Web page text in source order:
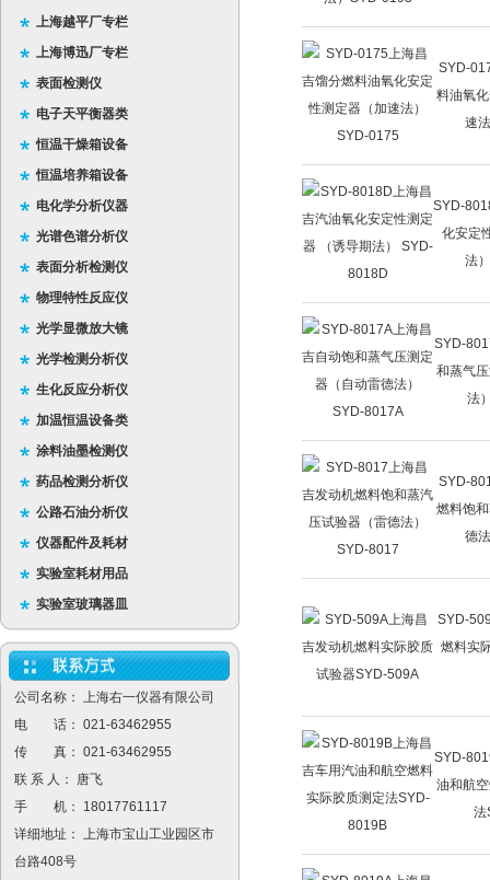
上海越平厂专栏
上海博迅厂专栏
表面检测仪
电子天平衡器类
恒温干燥箱设备
恒温培养箱设备
电化学分析仪器
光谱色谱分析仪
表面分析检测仪
物理特性反应仪
光学显微放大镜
光学检测分析仪
生化反应分析仪
加温恒温设备类
涂料油墨检测仪
药品检测分析仪
公路石油分析仪
仪器配件及耗材
实验室耗材用品
实验室玻璃器皿
公司名称： 上海右一仪器有限公司
电 话： 021-63462955
传 真： 021-63462955
联 系 人： 唐飞
手 机： 18017761117
详细地址： 上海市宝山工业园区市
台路408号
SYD-
料油氧
速
SYD-
化安定
法
SYD-
和蒸气
法
SYD-
燃料饱
德
SYD-
燃料实
SYD-
油和航
法